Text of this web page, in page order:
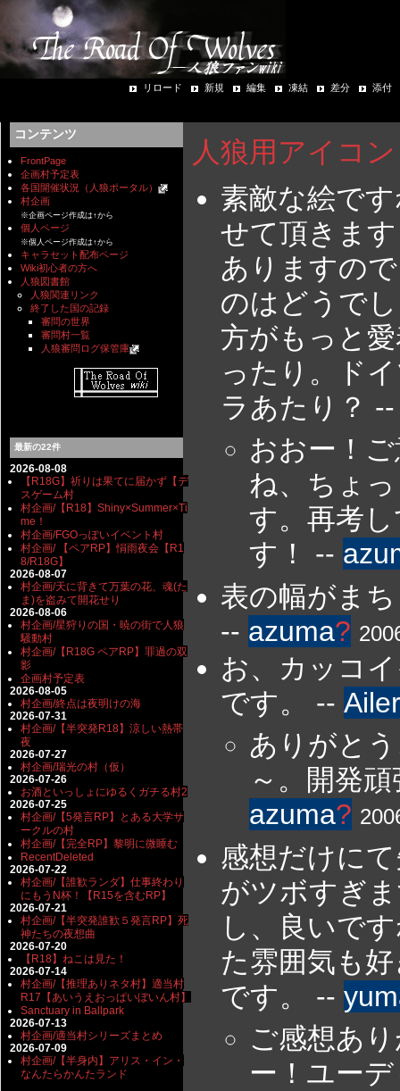
リロード 新規 編集 凍結 差分 添付
コンテンツ
FrontPage
企画村予定表
各国開催状況（人狼ポータル）
村企画
※企画ページ作成は↑から
個人ページ
※個人ページ作成は↑から
キャラセット配布ページ
Wiki初心者の方へ
人狼図書館
人狼関連リンク
終了した国の記録
審問の世界
審問村一覧
人狼審問ログ保管庫
最新の22件
2026-08-08
【R18G】祈りは果てに届かず【デ
スゲーム村
村企画/【R18】Shiny×Summer×Ti
me！
村企画/FGOっぽいイベント村
村企画/ 【ペアRP】悁雨夜会【R1
8/R18G】
2026-08-07
村企画/天に背きて万葉の花、魂(た
ま)を盗みて開花せり
2026-08-06
村企画/星狩りの国・暁の街で人狼
騒動村
村企画/【R18G ペアRP】罪過の双
影
企画村予定表
2026-08-05
村企画/終点は夜明けの海
2026-07-31
村企画/【半突発R18】涼しい熱帯
夜
2026-07-27
村企画/瑞光の村（仮）
2026-07-26
お酒といっしょにゆるくガチる村2
2026-07-25
村企画/【5発言RP】とある大学サ
ークルの村
村企画/【完全RP】黎明に微睡む
RecentDeleted
2026-07-22
村企画/【誰歓ランダ】仕事終わり
にもうN杯！【R15を含むRP】
2026-07-21
村企画/【半突発誰歓５発言RP】死
神たちの夜想曲
2026-07-20
【R18】ねこは見た！
2026-07-14
村企画/【推理ありネタ村】適当村
R17【あいうえおっぱいぼいん村】
Sanctuary in Ballpark
2026-07-13
村企画/適当村シリーズまとめ
2026-07-09
村企画/【半身内】アリス・イン・
なんたらかんたランド
人狼用アイコ
素敵な絵で
せて頂きま
ありますの
のはどうで
方がもっと
ったり。ド
ラあたり？
おおー！
ね、ちょ
す。再考
す！ --
表の幅がま
-- azuma?
お、カッコ
です。 --
ありがと
～。開発
azuma?
感想だけに
がツボすぎ
し、良いで
た雰囲気も
です。 --
ご感想あ
ー！ユー